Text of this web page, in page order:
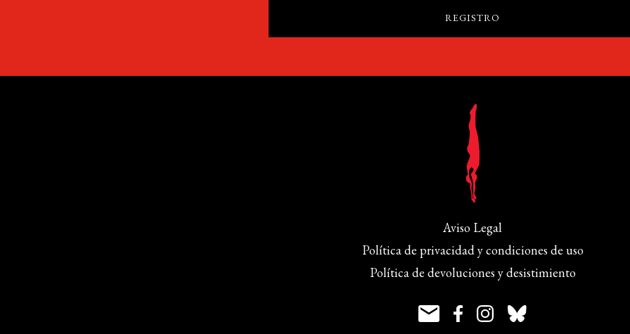
Aviso Legal
Política de privacidad y condiciones de uso
Política de devoluciones y desistimiento